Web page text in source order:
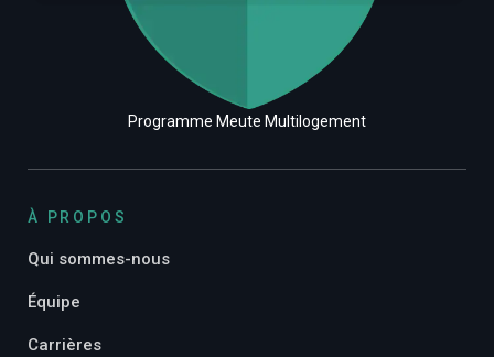
Programme Meute Multilogement
À PROPOS
Qui sommes-nous
Équipe
Carrières